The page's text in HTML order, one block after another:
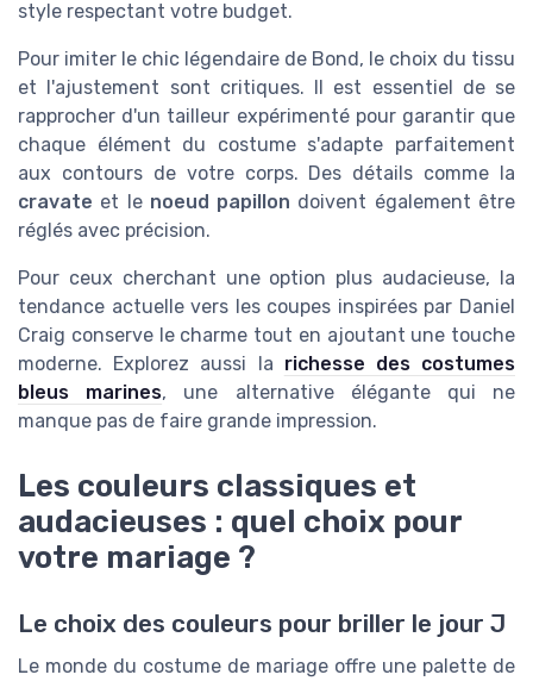
style respectant votre budget.
Pour imiter le chic légendaire de Bond, le choix du tissu
et l'ajustement sont critiques. Il est essentiel de se
rapprocher d'un tailleur expérimenté pour garantir que
chaque élément du costume s'adapte parfaitement
aux contours de votre corps. Des détails comme la
cravate et le noeud papillon doivent également être
réglés avec précision.
Pour ceux cherchant une option plus audacieuse, la
tendance actuelle vers les coupes inspirées par Daniel
Craig conserve le charme tout en ajoutant une touche
moderne. Explorez aussi la richesse des costumes
bleus marines, une alternative élégante qui ne
manque pas de faire grande impression.
Les couleurs classiques et
audacieuses : quel choix pour
votre mariage ?
Le choix des couleurs pour briller le jour J
Le monde du costume de mariage offre une palette de